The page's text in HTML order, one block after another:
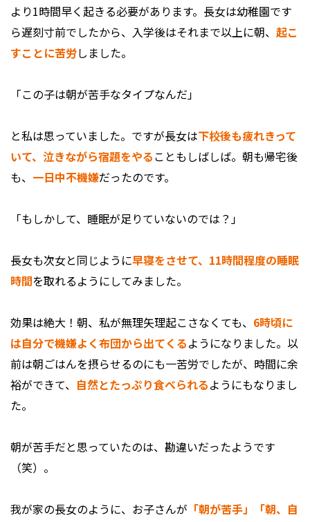
より1時間早く起きる必要があります。長女は幼稚園です
ら遅刻寸前でしたから、入学後はそれまで以上に朝、 起こ
すことに苦労しました。
「この子は朝が苦手なタイプなんだ」
と私は思っていました。ですが長女は下校後も疲れきって
いて、泣きながら宿題をやることもしばしば。朝も帰宅後
も、 一日中不機嫌だったのです。
「もしかして、睡眠が足りていないのでは？」
長女も次女と同じように早寝をさせて、11時間程度の睡眠
時間を取れるようにしてみました。
効果は絶大！朝、私が無理矢理起こさなくても、 6時頃に
は自分で機嫌よく布団から出てくるようになりました。以
前は朝ごはんを摂らせるのにも一苦労でしたが、時間に余
裕ができて、 自然とたっぷり食べられるようにもなりまし
た。
朝が苦手だと思っていたのは、勘違いだったようです
（笑）。
我が家の長女のように、お子さんが 「朝が苦手」「朝、自